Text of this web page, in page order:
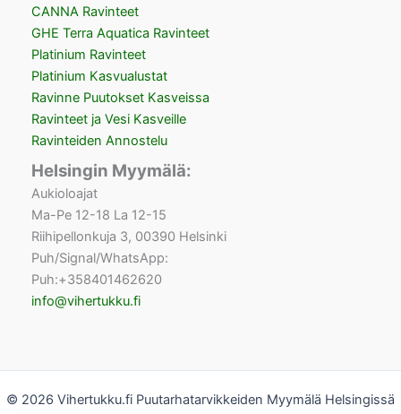
CANNA Ravinteet
GHE Terra Aquatica Ravinteet
Platinium Ravinteet
Platinium Kasvualustat
Ravinne Puutokset Kasveissa
Ravinteet ja Vesi Kasveille
Ravinteiden Annostelu
Helsingin Myymälä:
Aukioloajat
Ma-Pe 12-18 La 12-15
Riihipellonkuja 3, 00390 Helsinki
Puh/Signal/WhatsApp:
Puh:+358401462620
info@vihertukku.fi
© 2026 Vihertukku.fi Puutarhatarvikkeiden Myymälä Helsingissä